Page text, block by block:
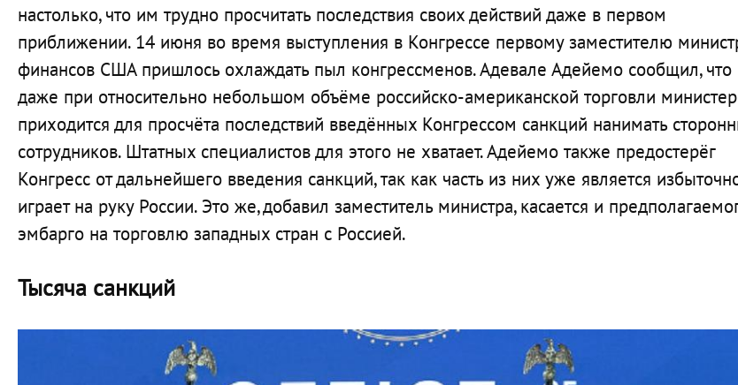
настолько, что им трудно просчитать последствия своих действий даже в первом
приближении. 14 июня во время выступления в Конгрессе первому заместителю
финансов США пришлось охлаждать пыл конгрессменов. Адевале Адейемо сообщил, что
даже при относительно небольшом объёме российско-американской торговли
приходится для просчёта последствий введённых Конгрессом санкций нанимать
сотрудников. Штатных специалистов для этого не хватает. Адейемо также предостерёг
Конгресс от дальнейшего введения санкций, так как часть из них уже является
играет на руку России. Это же, добавил заместитель министра, касается и
эмбарго на торговлю западных стран с Россией.
Тысяча санкций